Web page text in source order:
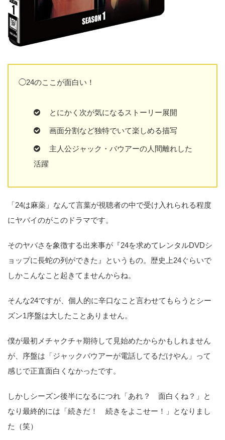
◯24のここが面白い！
とにかく次が気になるストーリー展開
画面分割など独特でいて楽しめる描写
主人公ジャック・バウアーの人間離れした
活躍
「24は麻薬」なんて言葉が視聴者の中で受け入れられる程度
にヤバイのがこのドラマです。
そのヤバさを象徴する出来事が『24を求めてレンタルDVDシ
ョップに長蛇の列ができた』というもの。歴史上24ぐらいで
しかこんなこと起きてませんからね。
そんな24ですが、個人的に辛口なこと言わせてもらうとシー
ズン1序盤は大したことありません。
僕が最初メチャクチャ期待して見始めたからかもしれません
が、序盤は「ジャックバウアーが電話してるだけやん」って
感じで正直面白くなかったです。
しかしシーズン後半になるにつれ「あれ？ 面白くね？」と
なり最終的には「続きだ！ 続きをよこせー！」となりまし
た（笑）